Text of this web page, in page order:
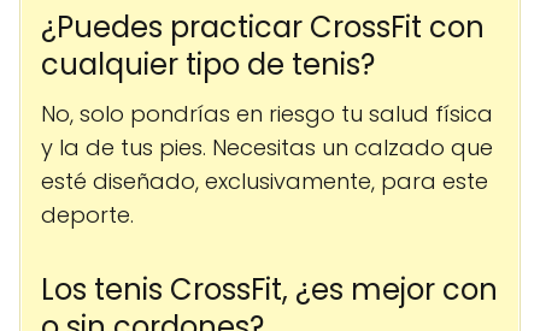
¿Puedes practicar CrossFit con
cualquier tipo de tenis?
No, solo pondrías en riesgo tu salud física
y la de tus pies. Necesitas un calzado que
esté diseñado, exclusivamente, para este
deporte.
Los tenis CrossFit, ¿es mejor con